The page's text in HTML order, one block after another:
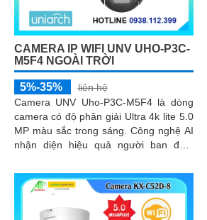
CAMERA IP WIFI UNV UHO-P3C-
M5F4 NGOÀI TRỜI
5%-35%
liên hệ
Camera UNV Uho-P3C-M5F4 là dòng
camera có độ phân giải Ultra 4k lite 5.0
MP màu sắc trong sáng. Công nghệ AI
nhận diện hiệu quả người ban đêm